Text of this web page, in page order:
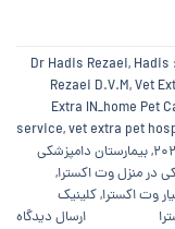
Dr Hadis Rezaei, Hadis
Rezaei D.V.M,Vet
Extra IN_home Pet
service,vet extra pet
,بیمارستان دامپزشکی
در منزل وت اکسترا,
وت اکسترا,کلینیک
ارسال دیدگاه